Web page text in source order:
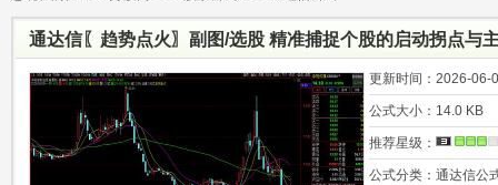
通达信〖趋势点火〗副图/选股 精准捕捉个股的启动拐点与
更新时间： 2026-06-
公式大小： 14.0 KB
推荐星级：
公式分类： 通达信公